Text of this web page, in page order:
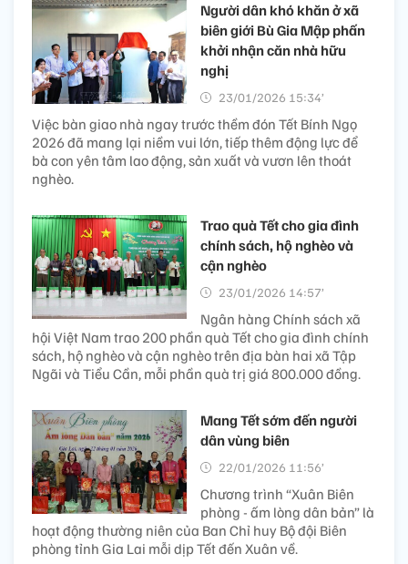
Người dân khó khăn ở xã
biên giới Bù Gia Mập phấn
khởi nhận căn nhà hữu
nghị
23/01/2026 15:34’
Việc bàn giao nhà ngay trước thềm đón Tết Bính Ngọ
2026 đã mang lại niềm vui lớn, tiếp thêm động lực để
bà con yên tâm lao động, sản xuất và vươn lên thoát
nghèo.
Trao quà Tết cho gia đình
chính sách, hộ nghèo và
cận nghèo
23/01/2026 14:57’
Ngân hàng Chính sách xã
hội Việt Nam trao 200 phần quà Tết cho gia đình chính
sách, hộ nghèo và cận nghèo trên địa bàn hai xã Tập
Ngãi và Tiểu Cần, mỗi phần quà trị giá 800.000 đồng.
Mang Tết sớm đến người
dân vùng biên
22/01/2026 11:56’
Chương trình “Xuân Biên
phòng - ấm lòng dân bản” là
hoạt động thường niên của Ban Chỉ huy Bộ đội Biên
phòng tỉnh Gia Lai mỗi dịp Tết đến Xuân về.